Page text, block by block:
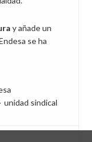
y añade un
se ha
unidad sindical